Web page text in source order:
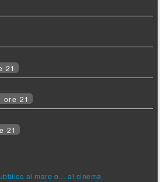
21
ore 21
21
al mare o… al cinema